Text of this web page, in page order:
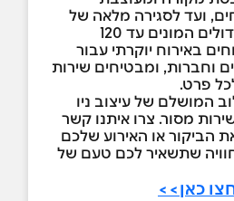
עד 33 אורחים, ועד לסגירה מלאה של
המסעדה לאירועים גדולים המונים עד 120
באירוח יוקרתי עבור
וחברות, ומבטיחים שירות
פרט.
המושלם של עיצוב ניו
מסור. צרו איתנו קשר
הביקור או האירוע שלכם
שתשאיר לכם טעם של
כאן>>